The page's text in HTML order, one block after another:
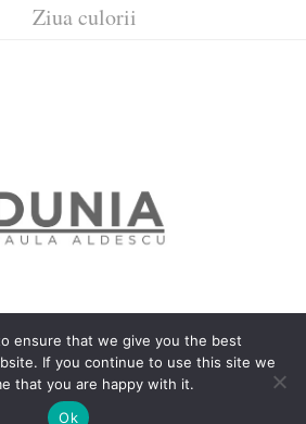
Ziua culorii
Politică privind fișierele cookies
© 2018 Dunia
ensure that we give you the best
If you continue to use this site we
that you are happy with it.
Ok